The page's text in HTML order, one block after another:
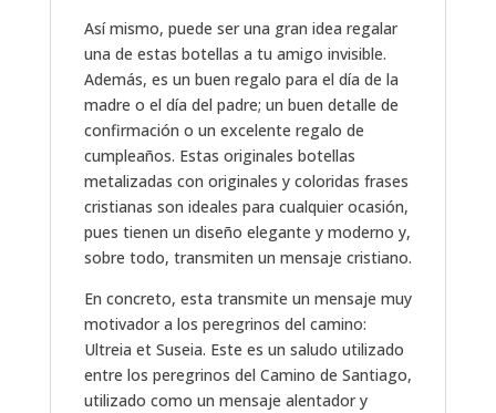
Así mismo, puede ser una gran idea regalar
una de estas botellas a tu amigo invisible.
Además, es un buen regalo para el día de la
madre o el día del padre; un buen detalle de
confirmación o un excelente regalo de
cumpleaños. Estas originales botellas
metalizadas con originales y coloridas frases
cristianas son ideales para cualquier ocasión,
pues tienen un diseño elegante y moderno y,
sobre todo, transmiten un mensaje cristiano.
En concreto, esta transmite un mensaje muy
motivador a los peregrinos del camino:
Ultreia et Suseia. Este es un saludo utilizado
entre los peregrinos del Camino de Santiago,
utilizado como un mensaje alentador y